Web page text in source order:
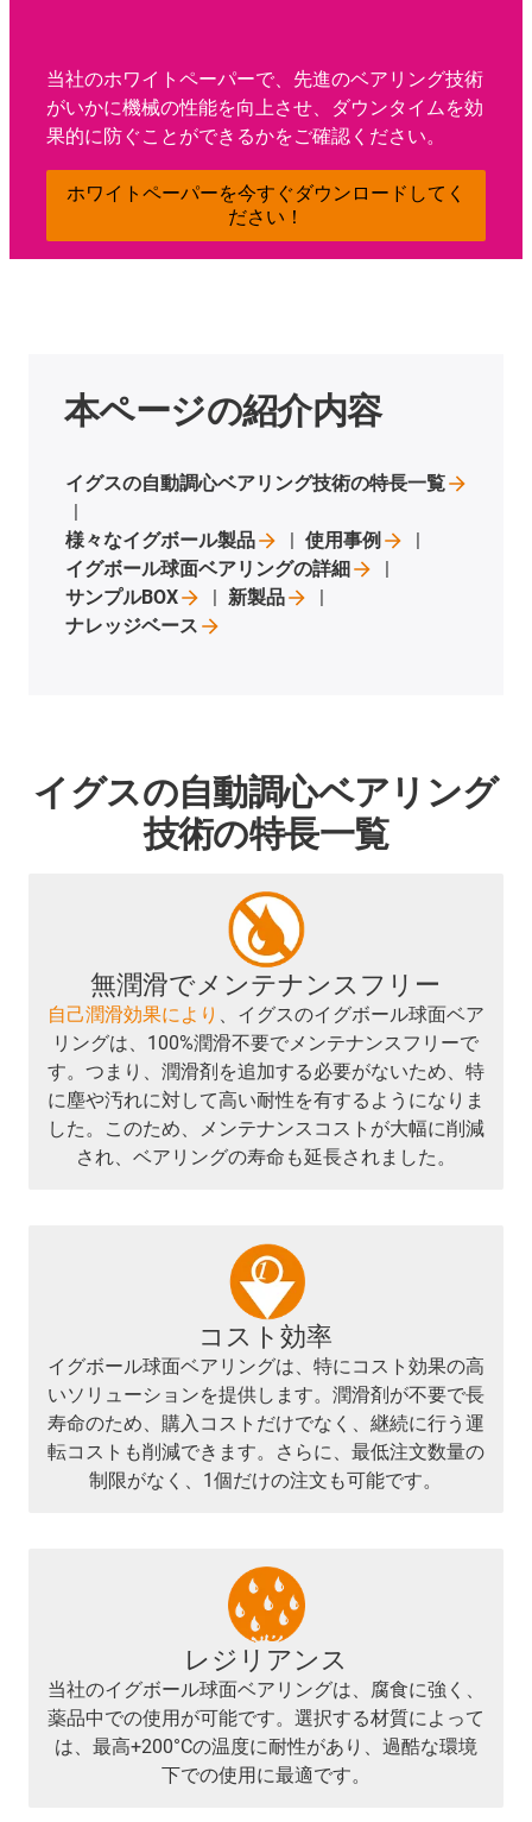
当社のホワイトペーパーで、先進のベアリング技術
がいかに機械の性能を向上させ、ダウンタイムを効
果的に防ぐことができるかをご確認ください。
ホワイトペーパーを今すぐダウンロードしてく
ださい！
本ページの紹介内容
イグスの自動調心ベアリング技術の特長一覧
様々なイグボール製品
使用事例
イグボール球面ベアリングの詳細
サンプルBOX
新製品
ナレッジベース
イグスの自動調心ベアリング
技術の特長一覧
無潤滑でメンテナンスフリー
自己潤滑効果により 、イグスのイグボール球面ベア
リングは、100%潤滑不要でメンテナンスフリーで
す。つまり、潤滑剤を追加する必要がないため、特
に塵や汚れに対して高い耐性を有するようになりま
した。このため、メンテナンスコストが大幅に削減
され、ベアリングの寿命も延長されました。
コスト効率
イグボール球面ベアリングは、特にコスト効果の高
いソリューションを提供します。潤滑剤が不要で長
寿命のため、購入コストだけでなく、継続に行う運
転コストも削減できます。さらに、最低注文数量の
制限がなく、1個だけの注文も可能です。
レジリアンス
当社のイグボール球面ベアリングは、腐食に強く、
薬品中での使用が可能です。選択する材質によって
は、最高+200°Cの温度に耐性があり、過酷な環境
下での使用に最適です。